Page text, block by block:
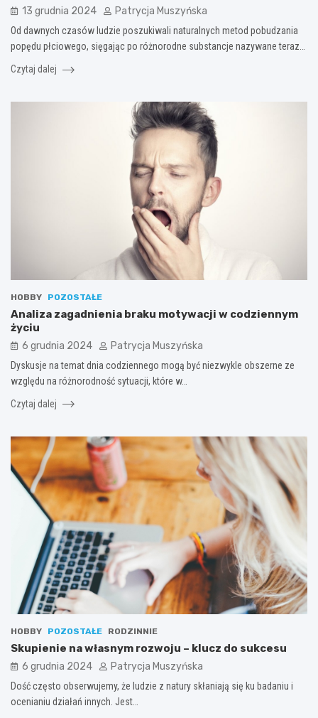
13 grudnia 2024 Patrycja Muszyńska
Od dawnych czasów ludzie poszukiwali naturalnych metod pobudzania
popędu płciowego, sięgając po różnorodne substancje nazywane teraz…
Czytaj dalej
HOBBY POZOSTAŁE
Analiza zagadnienia braku motywacji w codziennym
życiu
6 grudnia 2024 Patrycja Muszyńska
Dyskusje na temat dnia codziennego mogą być niezwykle obszerne ze
względu na różnorodność sytuacji, które w…
Czytaj dalej
HOBBY POZOSTAŁE RODZINNIE
Skupienie na własnym rozwoju – klucz do sukcesu
6 grudnia 2024 Patrycja Muszyńska
Dość często obserwujemy, że ludzie z natury skłaniają się ku badaniu i
ocenianiu działań innych. Jest…